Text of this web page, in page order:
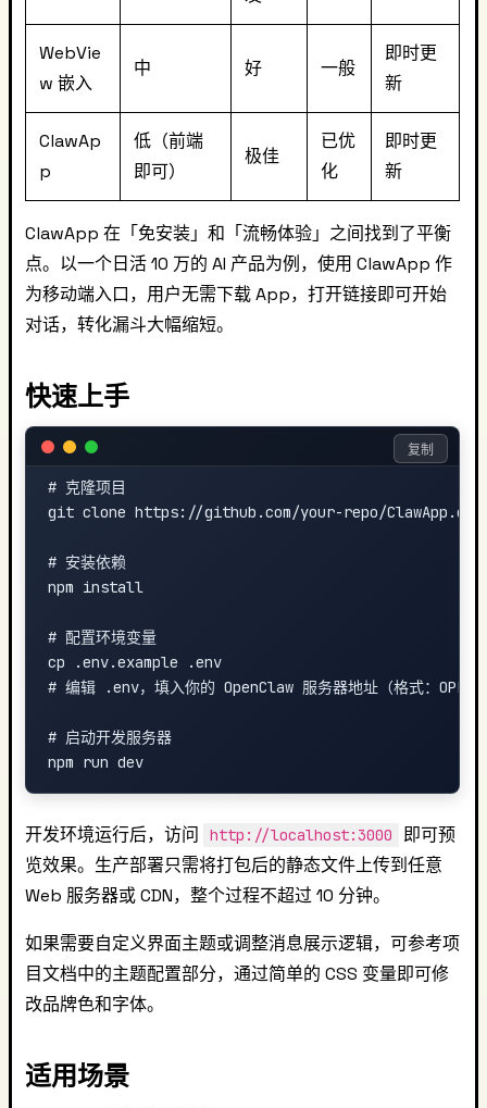
WebVie
w 嵌入
中 好 一般
即时更
新
ClawAp
p
低（前端
即可）
极佳
已优
化
即时更
新
ClawApp 在「免安装」和「流畅体验」之间找到了平衡
点。以一个日活 10 万的 AI 产品为例，使用 ClawApp 作
为移动端入口，用户无需下载 App，打开链接即可开始
对话，转化漏斗大幅缩短。
快速上手
# 克隆项目
git clone https://github.com/your-repo/ClawApp.git
# 安装依赖
npm install
# 配置环境变量
cp .env.example .env
# 编辑 .env，填入你的 OpenClaw 服务器地址（格式：
# 启动开发服务器
复制
开发环境运行后，访问 http://localhost:3000
即可预
览效果。生产部署只需将打包后的静态文件上传到任意
Web 服务器或 CDN，整个过程不超过 10 分钟。
如果需要自定义界面主题或调整消息展示逻辑，可参考项
目文档中的主题配置部分，通过简单的 CSS 变量即可修
改品牌色和字体。
适用场景